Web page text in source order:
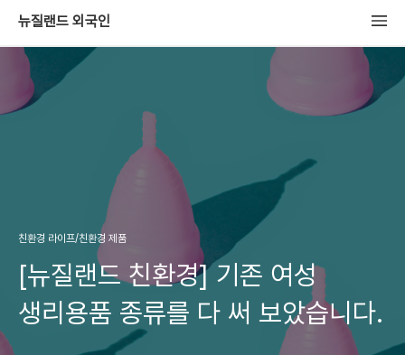
뉴질랜드 외국인
친환경 라이프/친환경 제품
[뉴질랜드 친환경] 기존 여성
생리용품 종류를 다 써 보았습니다.